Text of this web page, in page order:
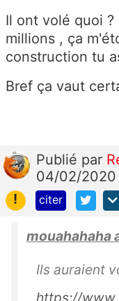
Il ont volé quoi
millions , ça
construction tu
Bref ça vaut
Publié par
04/02/2020
!
citer
mouahahaha
Ils auraient
https://